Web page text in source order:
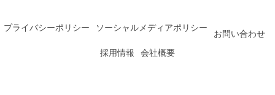
プライバシーポリシー ソーシャルメディアポリシー
お問い合わせ
採用情報
会社概要